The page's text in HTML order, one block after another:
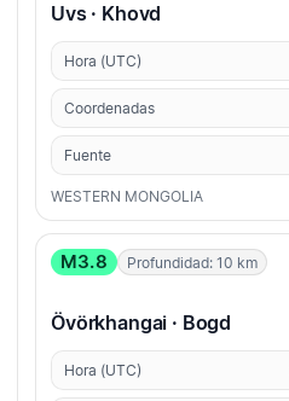
Uvs · Khovd
Hora (UTC)
Coordenadas
Fuente
WESTERN MONGOLIA
M3.8 Profundidad: 10 km
Övörkhangai · Bogd
Hora (UTC)